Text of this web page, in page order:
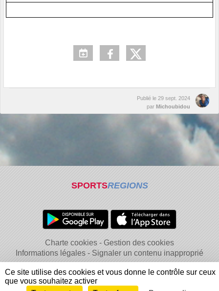
Publié le 29 sept. 2024
par Michoubidou
SPORTSREGIONS
Charte cookies
Gestion des cookies
Informations légales
Signaler un contenu inapproprié
Ce site utilise des cookies et vous donne le contrôle sur ceux
que vous souhaitez activer